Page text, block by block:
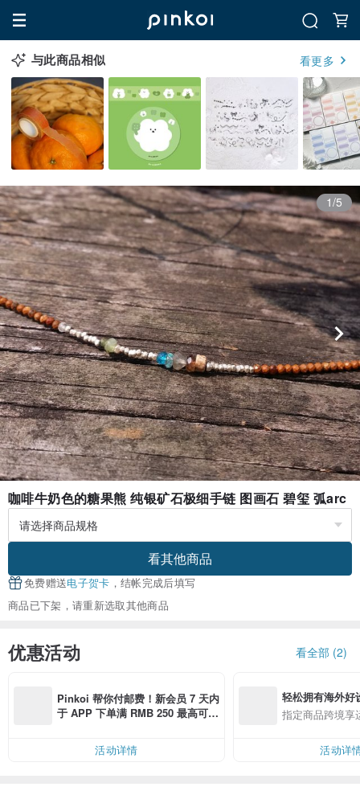
与此商品相似 看更多
1/5
咖啡牛奶色的糖果熊 纯银矿石极细手链 图画石 碧玺 弧arc
看其他商品
免费赠送电子贺卡 ，结帐完成后填写
商品已下架，请重新选取其他商品
优惠活动 看全部 (2)
Pinkoi 帮你付邮费！新会员 7 天内
于 APP 下单满 RMB 250 最高可折
活动详情
轻松拥有海外好
指定商品跨境享
活动详